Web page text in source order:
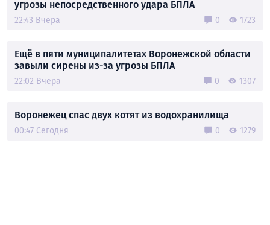
угрозы непосредственного удара БПЛА
22:43 Вчера 0 1723
Ещё в пяти муниципалитетах Воронежской области
завыли сирены из-за угрозы БПЛА
22:02 Вчера 0 1307
Воронежец спас двух котят из водохранилища
00:47 Сегодня 0 1279